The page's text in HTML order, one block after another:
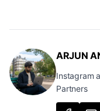
ARJUN
Instagram
Partners